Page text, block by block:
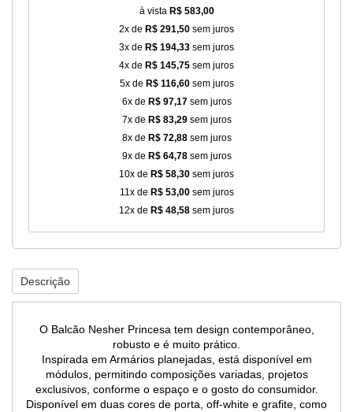
à vista R$ 583,00
2x de R$ 291,50 sem juros
3x de R$ 194,33 sem juros
4x de R$ 145,75 sem juros
5x de R$ 116,60sem juros
6x de R$ 97,17sem juros
7x de R$ 83,29sem juros
8x de R$ 72,88sem juros
9x de R$ 64,78sem juros
10x de R$ 58,30 sem juros
11x de R$ 53,00sem juros
12x de R$ 48,58 sem juros
Descrição
O Balcão Nesher Princesa tem design contemporâneo,
robusto e é muito prático.
Inspirada em Armários planejadas, está disponível em
módulos, permitindo composições variadas, projetos
exclusivos, conforme o espaço e o gosto do consumidor.
Disponível em duas cores de porta, off-white e grafite, como